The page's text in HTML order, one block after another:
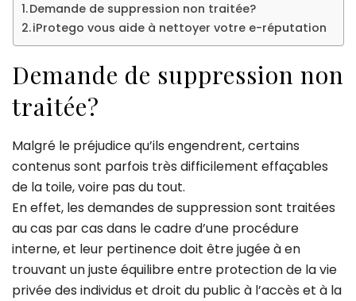
Demande de suppression non traitée?
iProtego vous aide à nettoyer votre e-réputation
Demande de suppression non
traitée?
Malgré le préjudice qu’ils engendrent, certains
contenus sont parfois très difficilement effaçables
de la toile, voire pas du tout.
En effet, les demandes de suppression sont traitées
au cas par cas dans le cadre d’une procédure
interne, et leur pertinence doit être jugée à en
trouvant un juste équilibre entre protection de la vie
privée des individus et droit du public à l’accès et à la